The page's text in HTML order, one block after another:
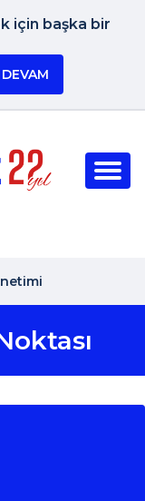
için başka bir
DEVAM